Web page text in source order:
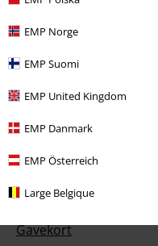
EMP Norge
EMP Suomi
EMP United Kingdom
EMP Danmark
EMP Österreich
Large Belgique
Returner en vare
Generell størrelsesguide
Betalingsmåter
Tilbud til deg
Konkurranser
Gavekort